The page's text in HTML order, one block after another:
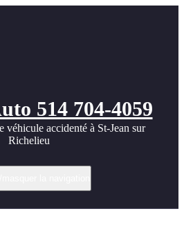
514 704-4059
véhicule accidenté à St-Jean sur
Richelieu